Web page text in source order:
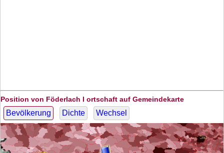
Position von Föderlach I ortschaft auf Gemeindekarte
Bevölkerung Dichte Wechsel